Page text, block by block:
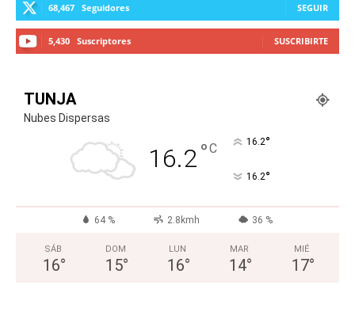
68,467 Seguidores SEGUIR
5,430 Suscriptores SUSCRIBIRTE
TUNJA
Nubes Dispersas
16.2°C 16.2°
16.2°
64 % 2.8kmh 36 %
SÁB
16°
DOM
15°
LUN
16°
MAR
14°
MIÉ
17°